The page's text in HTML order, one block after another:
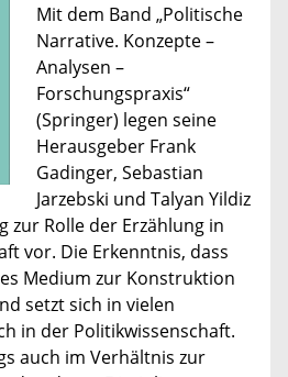
Mit dem Band „Politische
Narrative. Konzepte –
Analysen –
Forschungspraxis“
(Springer) legen seine
Herausgeber Frank
Gadinger, Sebastian
Jarzebski und Talyan Yildiz
zur Rolle der Erzählung in
vor. Die Erkenntnis, dass
Medium zur Konstruktion
setzt sich in vielen
in der Politikwissenschaft.
auch im Verhältnis zur